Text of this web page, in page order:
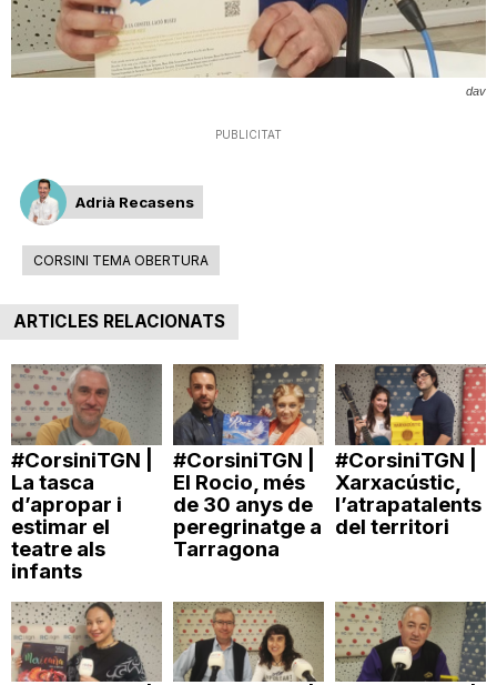
g
n
dav
PUBLICITAT
Adrià Recasens
CORSINI TEMA OBERTURA
ARTICLES RELACIONATS
#CorsiniTGN |
La tasca
d’apropar i
estimar el
teatre als
infants
#CorsiniTGN |
El Rocio, més
de 30 anys de
peregrinatge a
Tarragona
#CorsiniTGN |
Xarxacústic,
l’atrapatalents
del territori